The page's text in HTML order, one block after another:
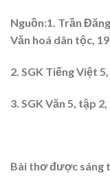
Nguồn:1. Trần
Văn hoá dân tộc,
2. SGK Tiếng Việt
3. SGK Văn 5, tập
Bài thơ được sáng